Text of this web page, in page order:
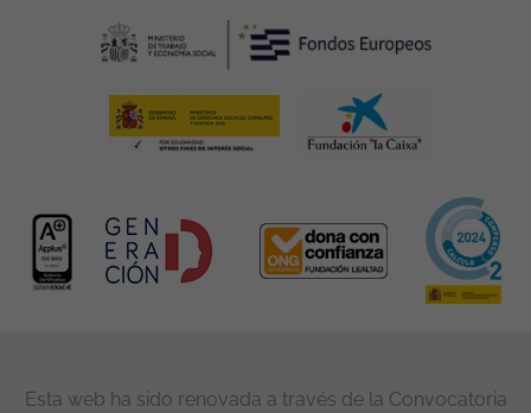
Esta web ha sido renovada a través de la Convocatoria